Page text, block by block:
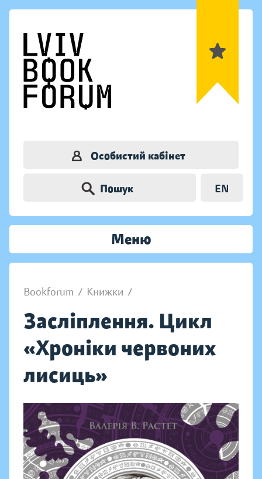
Особистий кабінет
Пошук EN
Меню
Bookforum / Книжки /
Засліплення. Цикл
«Хроніки червоних
лисиць»